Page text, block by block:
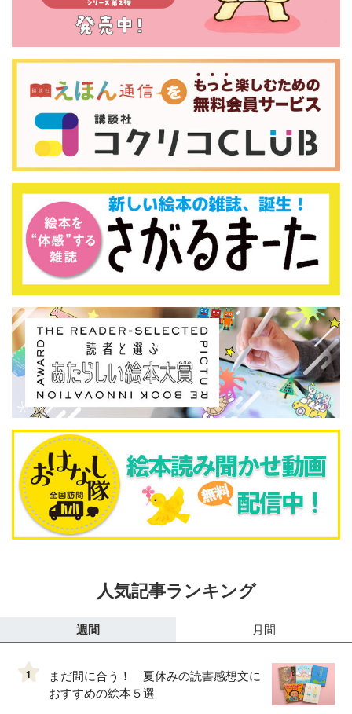
人気記事ランキング
週間 月間
1
まだ間に合う！ 夏休みの読書感想文に
おすすめの絵本５選